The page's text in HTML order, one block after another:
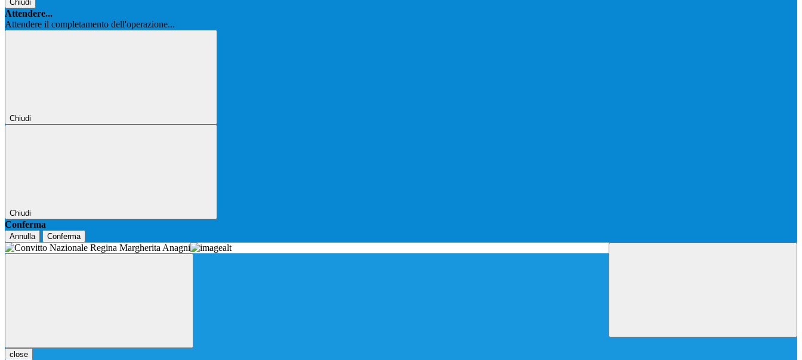
Chiudi
Attendere...
Attendere il completamento dell'operazione...
Chiudi
Chiudi
Conferma
Annulla Conferma
close